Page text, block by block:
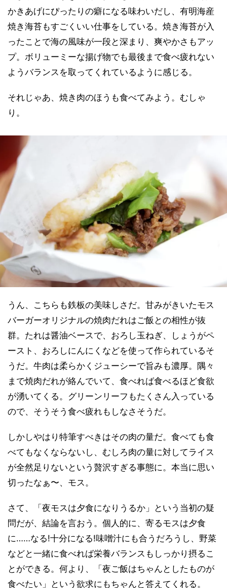
かきあげにぴったりの癖になる味わいだし、有明海産
焼き海苔もすごくいい仕事をしている。焼き海苔が入
ったことで海の風味が一段と深まり、爽やかさもアッ
プ。ボリューミーな揚げ物でも最後まで食べ疲れない
ようバランスを取ってくれているように感じる。
それじゃあ、焼き肉のほうも食べてみよう。むしゃ
り。
うん、こちらも鉄板の美味しさだ。甘みがきいたモス
バーガーオリジナルの焼肉だれはご飯との相性が抜
群。たれは醤油ベースで、おろし玉ねぎ、しょうがペ
ースト、おろしにんにくなどを使って作られているそ
うだ。牛肉は柔らかくジューシーで旨みも濃厚。隅々
まで焼肉だれが絡んでいて、食べれば食べるほど食欲
が湧いてくる。グリーンリーフもたくさん入っている
ので、そうそう食べ疲れもしなさそうだ。
しかしやはり特筆すべきはその肉の量だ。食べても食
べてもなくならないし、むしろ肉の量に対してライス
が全然足りないという贅沢すぎる事態に。本当に思い
切ったなぁ〜、モス。
さて、「夜モスは夕食になりうるか」という当初の疑
問だが、結論を言おう。個人的に、寄るモスは夕食
に……なる!十分になる!味噌汁にも合うだろうし、野菜
などと一緒に食べれば栄養バランスもしっかり摂るこ
とができる。何より、「夜ご飯はちゃんとしたものが
食べたい」という欲求にもちゃんと答えてくれる。